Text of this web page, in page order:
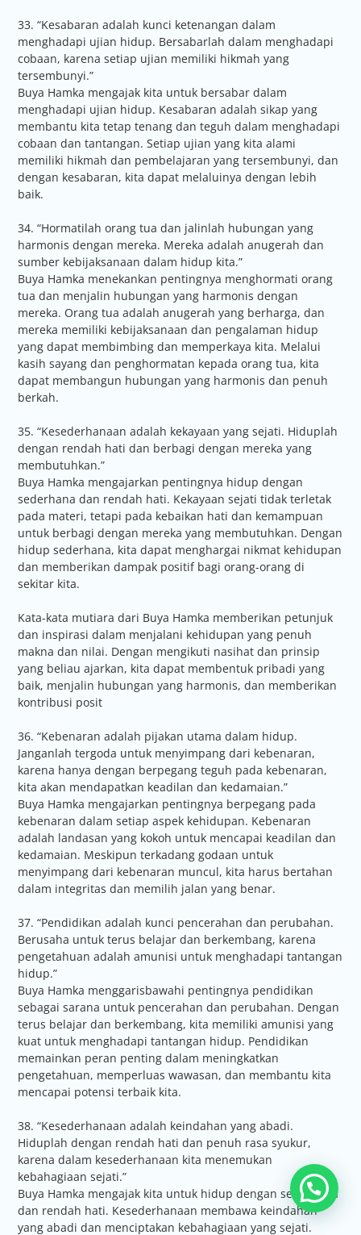
33. “Kesabaran adalah kunci ketenangan dalam
menghadapi ujian hidup. Bersabarlah dalam menghadapi
cobaan, karena setiap ujian memiliki hikmah yang
tersembunyi.”
Buya Hamka mengajak kita untuk bersabar dalam
menghadapi ujian hidup. Kesabaran adalah sikap yang
membantu kita tetap tenang dan teguh dalam menghadapi
cobaan dan tantangan. Setiap ujian yang kita alami
memiliki hikmah dan pembelajaran yang tersembunyi, dan
dengan kesabaran, kita dapat melaluinya dengan lebih
baik.
34. “Hormatilah orang tua dan jalinlah hubungan yang
harmonis dengan mereka. Mereka adalah anugerah dan
sumber kebijaksanaan dalam hidup kita.”
Buya Hamka menekankan pentingnya menghormati orang
tua dan menjalin hubungan yang harmonis dengan
mereka. Orang tua adalah anugerah yang berharga, dan
mereka memiliki kebijaksanaan dan pengalaman hidup
yang dapat membimbing dan memperkaya kita. Melalui
kasih sayang dan penghormatan kepada orang tua, kita
dapat membangun hubungan yang harmonis dan penuh
berkah.
35. “Kesederhanaan adalah kekayaan yang sejati. Hiduplah
dengan rendah hati dan berbagi dengan mereka yang
membutuhkan.”
Buya Hamka mengajarkan pentingnya hidup dengan
sederhana dan rendah hati. Kekayaan sejati tidak terletak
pada materi, tetapi pada kebaikan hati dan kemampuan
untuk berbagi dengan mereka yang membutuhkan. Dengan
hidup sederhana, kita dapat menghargai nikmat kehidupan
dan memberikan dampak positif bagi orang-orang di
sekitar kita.
Kata-kata mutiara dari Buya Hamka memberikan petunjuk
dan inspirasi dalam menjalani kehidupan yang penuh
makna dan nilai. Dengan mengikuti nasihat dan prinsip
yang beliau ajarkan, kita dapat membentuk pribadi yang
baik, menjalin hubungan yang harmonis, dan memberikan
kontribusi posit
36. “Kebenaran adalah pijakan utama dalam hidup.
Janganlah tergoda untuk menyimpang dari kebenaran,
karena hanya dengan berpegang teguh pada kebenaran,
kita akan mendapatkan keadilan dan kedamaian.”
Buya Hamka mengajarkan pentingnya berpegang pada
kebenaran dalam setiap aspek kehidupan. Kebenaran
adalah landasan yang kokoh untuk mencapai keadilan dan
kedamaian. Meskipun terkadang godaan untuk
menyimpang dari kebenaran muncul, kita harus bertahan
dalam integritas dan memilih jalan yang benar.
37. “Pendidikan adalah kunci pencerahan dan perubahan.
Berusaha untuk terus belajar dan berkembang, karena
pengetahuan adalah amunisi untuk menghadapi tantangan
hidup.”
Buya Hamka menggarisbawahi pentingnya pendidikan
sebagai sarana untuk pencerahan dan perubahan. Dengan
terus belajar dan berkembang, kita memiliki amunisi yang
kuat untuk menghadapi tantangan hidup. Pendidikan
memainkan peran penting dalam meningkatkan
pengetahuan, memperluas wawasan, dan membantu kita
mencapai potensi terbaik kita.
38. “Kesederhanaan adalah keindahan yang abadi.
Hiduplah dengan rendah hati dan penuh rasa syukur,
karena dalam kesederhanaan kita menemukan
kebahagiaan sejati.”
Buya Hamka mengajak kita untuk hidup dengan sederhana
dan rendah hati. Kesederhanaan membawa keindahan
yang abadi dan menciptakan kebahagiaan yang sejati.
Adakah yang bisa dibantu?